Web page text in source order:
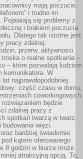
mają poczucie,
i trudno im
się problemy z
i brakiem poczucia
Dlatego tak istotne jest
pracy zdalnej:
przerw, aktywności
o realne spotkania –
– które pozwalają ludziom
komunikatora. W
najprawdopodobniej
część czasu w domu,
coworkingowych.
będzie
zdalnej pracy z
spotkań twarzą w twarz,
budowania więzi.
bardziej świadomie
kątem oferowanego
8 godzin w biurze może
atrakcyjną opcją. To,